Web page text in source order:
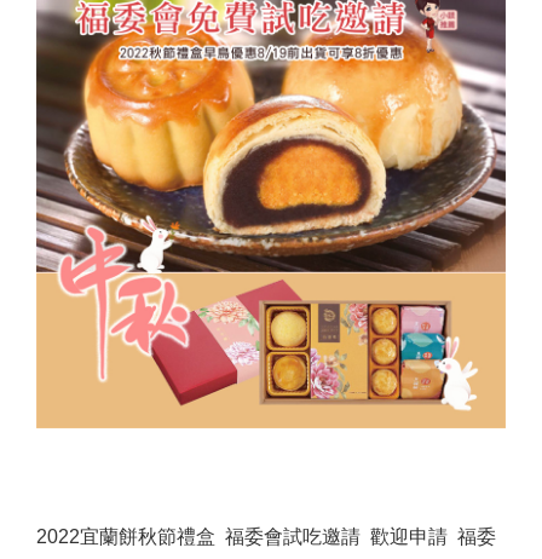
2022宜蘭餅秋節禮盒 福委會試吃邀請 歡迎申請 福委